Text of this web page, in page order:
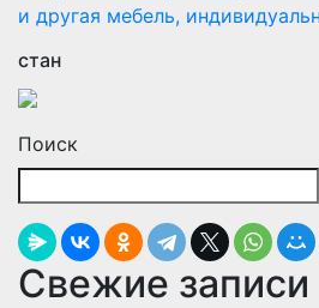
и другая мебель,
стан
Поиск
Свежие записи